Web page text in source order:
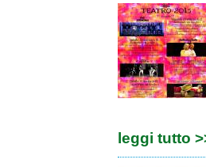
leggi tutto